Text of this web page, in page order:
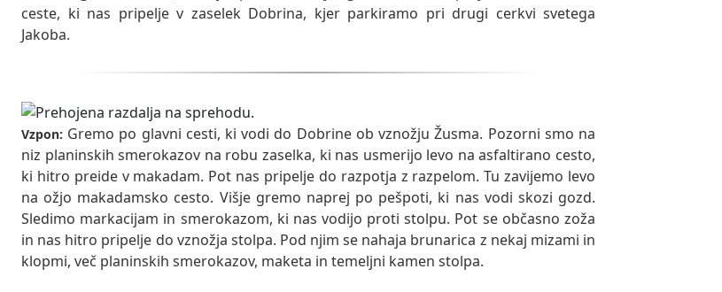
ceste, ki nas pripelje v zaselek Dobrina, kjer parkiramo pri drugi cerkvi svetega
Jakoba.
Vzpon: Gremo po glavni cesti, ki vodi do Dobrine ob vznožju Žusma. Pozorni smo na
niz planinskih smerokazov na robu zaselka, ki nas usmerijo levo na asfaltirano cesto,
ki hitro preide v makadam. Pot nas pripelje do razpotja z razpelom. Tu zavijemo levo
na ožjo makadamsko cesto. Višje gremo naprej po pešpoti, ki nas vodi skozi gozd.
Sledimo markacijam in smerokazom, ki nas vodijo proti stolpu. Pot se občasno zoža
in nas hitro pripelje do vznožja stolpa. Pod njim se nahaja brunarica z nekaj mizami in
klopmi, več planinskih smerokazov, maketa in temeljni kamen stolpa.